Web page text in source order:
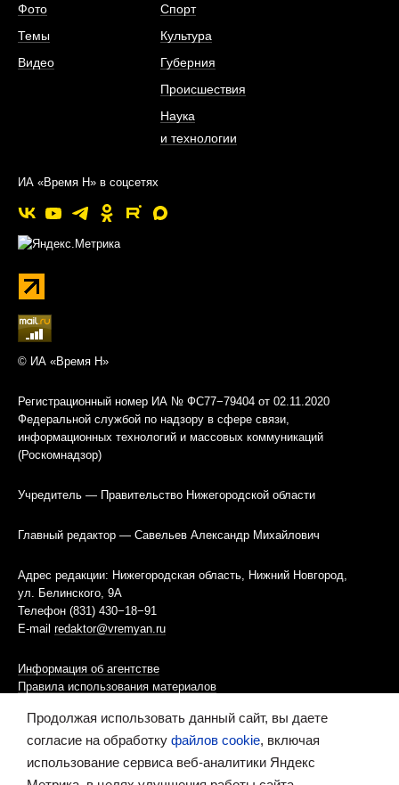
Фото
Темы
Видео
Спорт
Культура
Губерния
Происшествия
Наука
и технологии
ИА «Время Н» в соцсетях
© ИА «Время Н»
Регистрационный номер ИА № ФС77−79404 от 02.11.2020
Федеральной службой по надзору в сфере связи,
информационных технологий и массовых коммуникаций
(Роскомнадзор)
Учредитель — Правительство Нижегородской области
Главный редактор — Савельев Александр Михайлович
Адрес редакции: Нижегородская область, Нижний Новгород,
ул. Белинского, 9А
Телефон (831) 430−18−91
E-mail redaktor@vremyan.ru
Информация об агентстве
Правила использования материалов
Информационная политика использования «cookies»-файлов
Ресурс содержит материалы 16+
Продолжая использовать данный сайт, вы даете
согласие на обработку файлов cookie, включая
использование сервиса веб-аналитики Яндекс